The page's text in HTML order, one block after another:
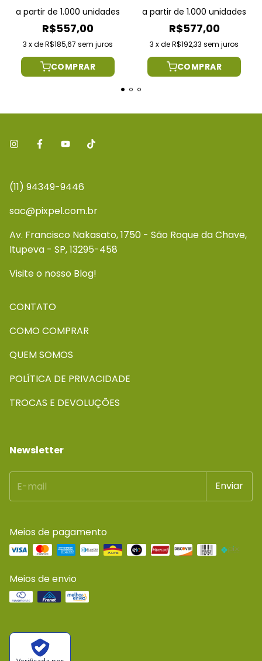
R$557,00
3 xdeR$185,67 sem juros
a partir de 1.000 unidades
COMPRAR
R$577,00
3 xdeR$192,33 sem juros
a partir de 1.000 unidades
COMPRAR
(11) 94349-9446
sac@pixpel.com.br
Av. Francisco Nakasato, 1750 - São Roque da Chave,
Itupeva - SP, 13295-458
Visite o nosso Blog!
CONTATO
COMO COMPRAR
QUEM SOMOS
POLÍTICA DE PRIVACIDADE
TROCAS E DEVOLUÇÕES
Newsletter
Meios de pagamento
Meios de envio